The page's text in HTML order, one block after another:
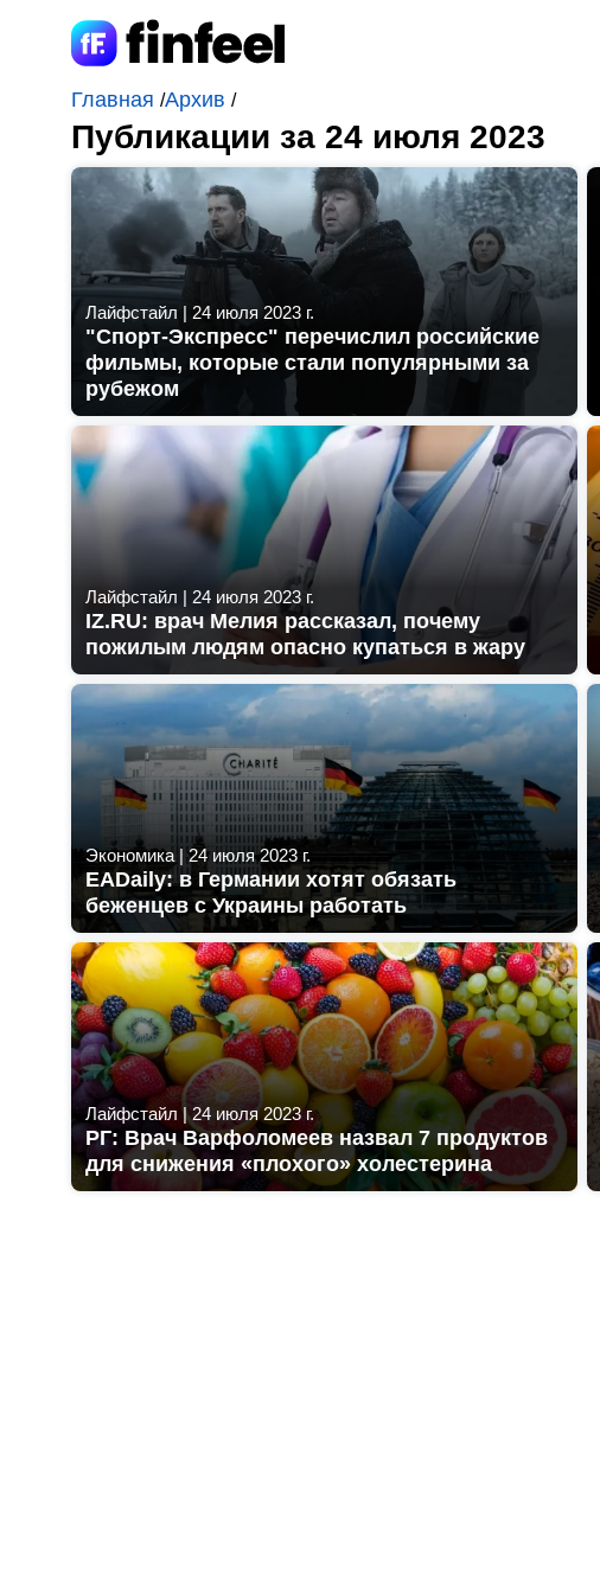
Главная /Архив /
Публикации за 24 июля 2023
Лайфстайл | 24 июля 2023 г.
"Спорт-Экспресс" перечислил российские
фильмы, которые стали популярными за
рубежом
Лайфстайл | 24 июля 2023 г.
IZ.RU: врач Мелия рассказал, почему
пожилым людям опасно купаться в жару
Экономика |24 июля 2023 г.
EADaily: в Германии хотят обязать
беженцев с Украины работать
Лайфстайл |24 июля 2023 г.
РГ: Врач Варфоломеев назвал 7 продуктов
для снижения «плохого» холестерина